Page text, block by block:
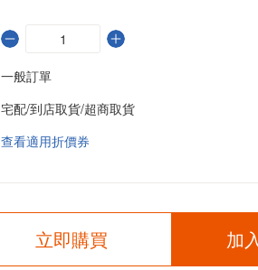
一般訂單
宅配/到店取貨/超商取貨
查看適用折價券
立即購買 加